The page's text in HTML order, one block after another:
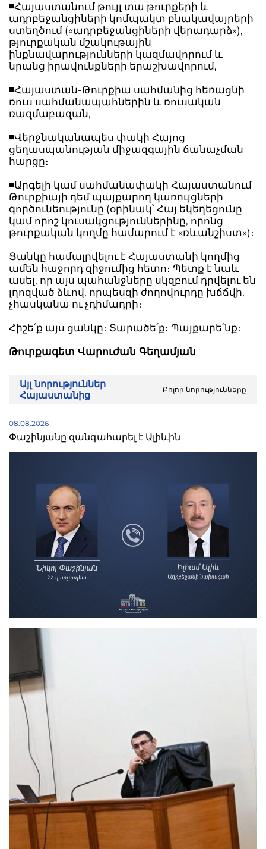
◾️Հայաստանում թույլ տա թուրքերի և
ադրբեջանցիների կոմպակտ բնակավայրերի
ստեղծում («ադրբեջանցիների վերադարձ»),
թյուրքական մշակութային
ինքնավարությունների կազմավորում և
նրանց իրավունքների երաշխավորում,
◾️Հայաստան-Թուրքիա սահմանից հեռացնի
ռուս սահմանապահներին և ռուսական
ռազմաբազան,
◾️Վերջնականապես փակի Հայոց
ցեղասպանության միջազգային ճանաչման
հարցը։
◾️Արգելի կամ սահմանափակի Հայաստանում
Թուրքիայի դեմ պայքարող կառույցների
գործունեությունը (օրինակ՝ Հայ եկեղեցունը
կամ որոշ կուսակցություններինը, որոնց
թուրքական կողմը համարում է «ռևանշիստ»)։
Ցանկը համալրվելու է Հայաստանի կողմից
ամեն հաջորդ զիջումից հետո։ Պետք է նաև
ասել, որ այս պահանջները սկզբում դրվելու են
լղոզված ձևով, որպեսզի ժողովուրդը խճճվի,
չհասկանա ու չդիմադրի։
Հիշե՛ք այս ցանկը։ Տարածե՛ք։ Պայքարե՛նք։
Թուրքագետ Վարուժան Գեղամյան
Այլ նորություններ
Հայաստանից
Բոլոր նորությունները
08.08.2026
Փաշինյանը զանգահարել է Ալիևին